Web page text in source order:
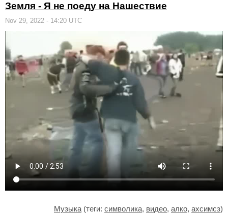
Земля - Я не поеду на Нашествие
Nov 29, 2022 - 14:20 UTC
Музыка (теги: символика, видео, алко, ахсимсз)